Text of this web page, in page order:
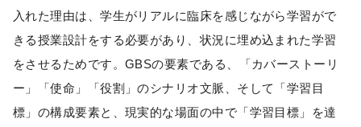
入れた理由は、学生がリアルに臨床を感じながら学習がで
きる授業設計をする必要があり、状況に埋め込まれた学習
をさせるためです。GBSの要素である、「カバーストーリ
ー」「使命」「役割」のシナリオ文脈、そして「学習目
標」の構成要素と、現実的な場面の中で「学習目標」を達